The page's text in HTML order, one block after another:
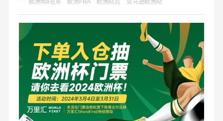
航和铁运则在时效与成本间取得平衡。选择时，需根据商品
特性、成本预算及市场需求综合考量，以找到最适合的物流
解决方案。